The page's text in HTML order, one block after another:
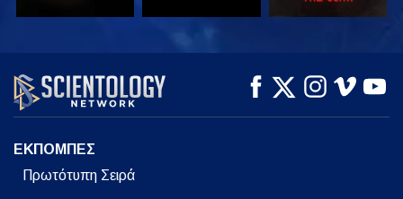
ΠΑΡΑΚΟΛΟΥΘΗΣΤΕ ΠΑΡΑΚΟΛΟΥΘΗΣΤΕ
ΕΞΕΡΕΥΝΗΣΤΕ ΤΗ
ΣΕΙΡΑ
ΕΚΠΟΜΠΕΣ
Πρωτότυπη Σειρά